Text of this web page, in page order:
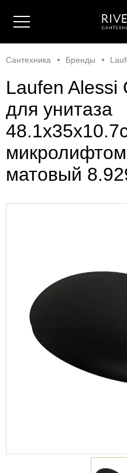
Сантехника Бренды
Laufen Alessi
для унитаза
матовый